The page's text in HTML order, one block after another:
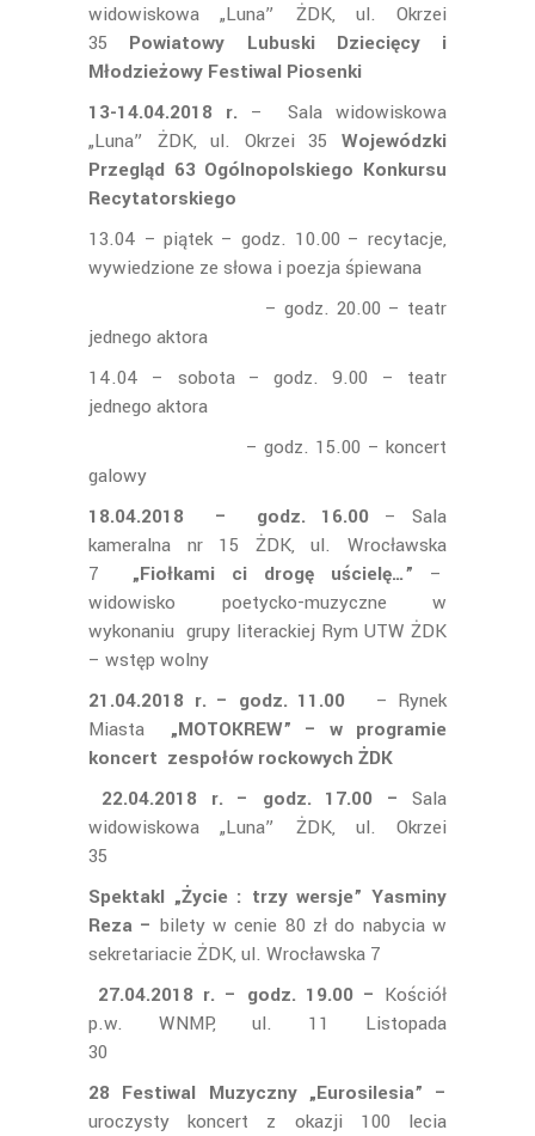
widowiskowa „Luna” ŻDK, ul. Okrzei
35 Powiatowy Lubuski Dziecięcy i
Młodzieżowy Festiwal Piosenki
13-14.04.2018 r.–
Sala widowiskowa
„Luna” ŻDK, ul. Okrzei 35 Wojewódzki
Przegląd 63 Ogólnopolskiego Konkursu
Recytatorskiego
13.04 – piątek – godz. 10.00 – recytacje,
wywiedzione ze słowa i poezja śpiewana
– godz. 20.00 – teatr
jednego aktora
14.04 – sobota – godz. 9.00 – teatr
jednego aktora
– godz. 15.00 – koncert
galowy
18.04.2018 – godz. 16.00 – Sala
kameralna nr 15 ŻDK, ul. Wrocławska
7 „Fiołkami ci drogę uścielę…” –
widowisko poetycko-muzyczne w
wykonaniu grupy literackiej Rym UTW ŻDK
– wstęp wolny
21.04.2018 r. – godz. 11.00 – Rynek
Miasta „MOTOKREW” – w programie
koncert zespołów rockowych ŻDK
22.04.2018 r. – godz. 17.00 –Sala
widowiskowa „Luna” ŻDK, ul. Okrzei
35
Spektakl „Życie : trzy wersje” Yasminy
Reza – bilety w cenie 80 zł do nabycia w
sekretariacie ŻDK, ul. Wrocławska 7
27.04.2018 r. – godz. 19.00 – Kościół
p.w. WNMP, ul. 11 Listopada
30
28 Festiwal Muzyczny „Eurosilesia” –
uroczysty koncert z okazji 100 lecia